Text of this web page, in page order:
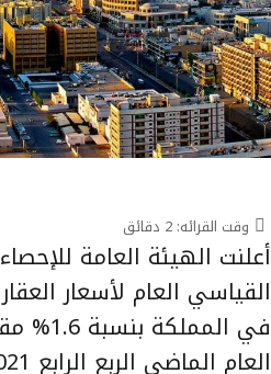
وقت القرائه: 2 دقائق
أعلنت الهيئة العامة
في